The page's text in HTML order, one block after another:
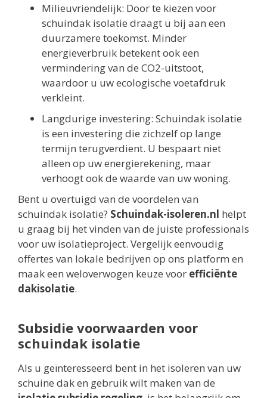
Milieuvriendelijk: Door te kiezen voor
schuindak isolatie draagt u bij aan een
duurzamere toekomst. Minder
energieverbruik betekent ook een
vermindering van de CO2-uitstoot,
waardoor u uw ecologische voetafdruk
verkleint.
Langdurige investering: Schuindak isolatie
is een investering die zichzelf op lange
termijn terugverdient. U bespaart niet
alleen op uw energierekening, maar
verhoogt ook de waarde van uw woning.
Bent u overtuigd van de voordelen van
schuindak isolatie? Schuindak-isoleren.nl helpt
u graag bij het vinden van de juiste professionals
voor uw isolatieproject. Vergelijk eenvoudig
offertes van lokale bedrijven op ons platform en
maak een weloverwogen keuze voor efficiënte
dakisolatie.
Subsidie voorwaarden voor
schuindak isolatie
Als u geïnteresseerd bent in het isoleren van uw
schuine dak en gebruik wilt maken van de